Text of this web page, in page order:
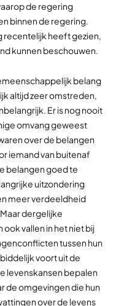
de regering
binnen de regering.
recentelijk heeft gezien,
kunnen beschouwen.
belang
altijd zeer omstreden,
Er is nog nooit
omvang geweest
over de belangen
iemand van buitenaf
belangen goed te
uitzondering
meer verdeeldheid
dergelijke
vallen in het niet bij
tussen hun
voort uit de
levenskansen bepalen
de omgevingen die hun
over de levens